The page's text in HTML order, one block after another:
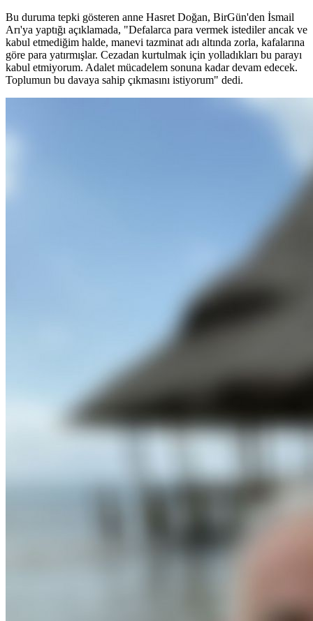
Bu duruma tepki gösteren anne Hasret Doğan, BirGün'den İsmail
Arı'ya yaptığı açıklamada, "Defalarca para vermek istediler ancak ve
kabul etmediğim halde, manevi tazminat adı altında zorla, kafalarına
göre para yatırmışlar. Cezadan kurtulmak için yolladıkları bu parayı
kabul etmiyorum. Adalet mücadelem sonuna kadar devam edecek.
Toplumun bu davaya sahip çıkmasını istiyorum" dedi.